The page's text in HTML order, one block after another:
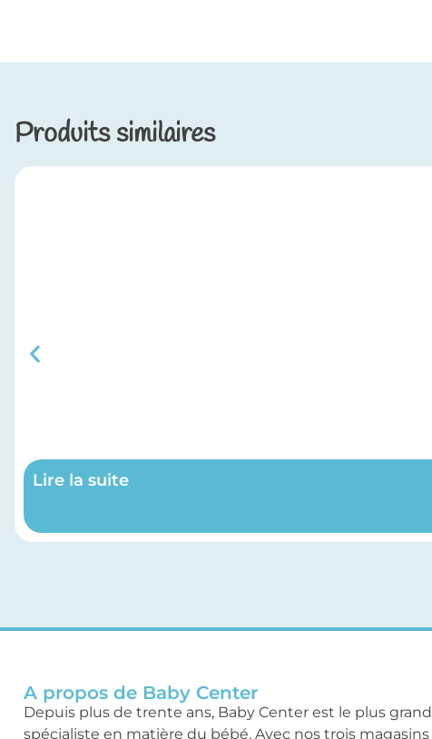
Produits similaires
Lire la suite
A propos de Baby Center
Depuis plus de trente ans, Baby Center est le plus grand
spécialiste en matière du bébé. Avec nos trois magasins